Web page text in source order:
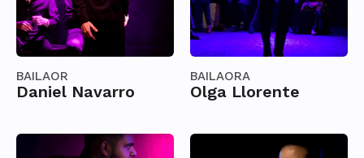
BAILAOR
Daniel Navarro
BAILAORA
Olga Llorente